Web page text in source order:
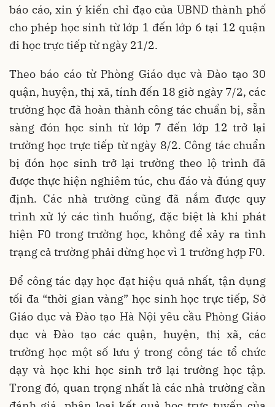
báo cáo, xin ý kiến chỉ đạo của UBND thành phố
cho phép học sinh từ lớp 1 đến lớp 6 tại 12 quận
đi học trực tiếp từ ngày 21/2.
Theo báo cáo từ Phòng Giáo dục và Đào tạo 30
quận, huyện, thị xã, tính đến 18 giờ ngày 7/2, các
trường học đã hoàn thành công tác chuẩn bị, sẵn
sàng đón học sinh từ lớp 7 đến lớp 12 trở lại
trường học trực tiếp từ ngày 8/2. Công tác chuẩn
bị đón học sinh trở lại trường theo lộ trình đã
được thực hiện nghiêm túc, chu đáo và đúng quy
định. Các nhà trường cũng đã nắm được quy
trình xử lý các tình huống, đặc biệt là khi phát
hiện F0 trong trường học, không để xảy ra tình
trạng cả trường phải dừng học vì 1 trường hợp F0.
Để công tác dạy học đạt hiệu quả nhất, tận dụng
tối đa “thời gian vàng” học sinh học trực tiếp, Sở
Giáo dục và Đào tạo Hà Nội yêu cầu Phòng Giáo
dục và Đào tạo các quận, huyện, thị xã, các
trường học một số lưu ý trong công tác tổ chức
dạy và học khi học sinh trở lại trường học tập.
Trong đó, quan trọng nhất là các nhà trường cần